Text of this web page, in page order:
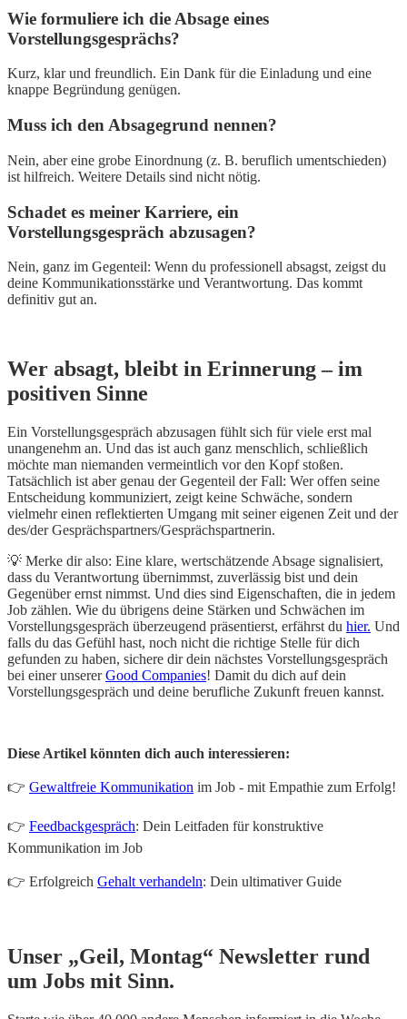
Wie formuliere ich die Absage eines
Vorstellungsgesprächs?
Kurz, klar und freundlich. Ein Dank für die Einladung und eine
knappe Begründung genügen.
Muss ich den Absagegrund nennen?
Nein, aber eine grobe Einordnung (z. B. beruflich umentschieden)
ist hilfreich. Weitere Details sind nicht nötig.
Schadet es meiner Karriere, ein
Vorstellungsgespräch abzusagen?
Nein, ganz im Gegenteil: Wenn du professionell absagst, zeigst du
deine Kommunikationsstärke und Verantwortung. Das kommt
definitiv gut an.
Wer absagt, bleibt in Erinnerung – im
positiven Sinne
Ein Vorstellungsgespräch abzusagen fühlt sich für viele erst mal
unangenehm an. Und das ist auch ganz menschlich, schließlich
möchte man niemanden vermeintlich vor den Kopf stoßen.
Tatsächlich ist aber genau der Gegenteil der Fall: Wer offen seine
Entscheidung kommuniziert, zeigt keine Schwäche, sondern
vielmehr einen reflektierten Umgang mit seiner eigenen Zeit und der
des/der Gesprächspartners/Gesprächspartnerin.
💡 Merke dir also: Eine klare, wertschätzende Absage signalisiert,
dass du Verantwortung übernimmst, zuverlässig bist und dein
Gegenüber ernst nimmst. Und dies sind Eigenschaften, die in jedem
Job zählen. Wie du übrigens deine Stärken und Schwächen im
Vorstellungsgespräch überzeugend präsentierst, erfährst du hier. Und
falls du das Gefühl hast, noch nicht die richtige Stelle für dich
gefunden zu haben, sichere dir dein nächstes Vorstellungsgespräch
bei einer unsererGood Companies! Damit du dich auf dein
Vorstellungsgespräch und deine berufliche Zukunft freuen kannst.
Diese Artikel könnten dich auch interessieren:
👉 Gewaltfreie Kommunikation im Job - mit Empathie zum Erfolg!
👉 Feedbackgespräch: Dein Leitfaden für konstruktive
Kommunikation im Job
👉 Erfolgreich Gehalt verhandeln: Dein ultimativer Guide
Unser „Geil, Montag“ Newsletter rund
um Jobs mit Sinn.